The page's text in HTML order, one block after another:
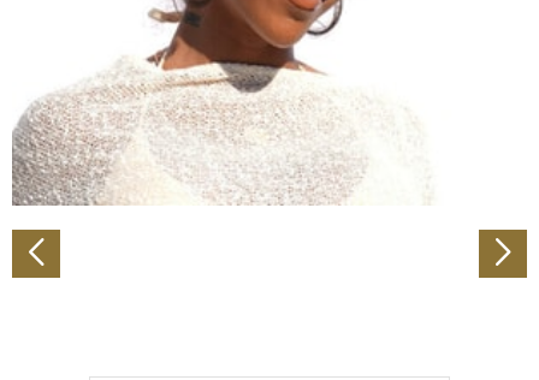
personalisieren, Funktionen für soziale Medien anbieten
zu können und die Zugriffe auf unsere Website zu
analysieren. Außerdem geben wir Informationen zu Ihrer
Verwendung unserer Website an unsere Partner für
soziale Medien, Werbung und Analysen weiter. Unsere
Partner führen diese Informationen möglicherweise mit
weiteren Daten zusammen, die Sie ihnen bereitgestellt
gesammelt haben.